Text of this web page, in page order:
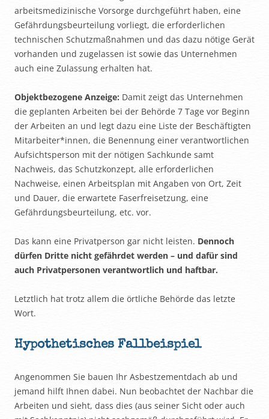
arbeitsmedizinische Vorsorge durchgeführt haben, eine
Gefährdungsbeurteilung vorliegt, die erforderlichen
technischen Schutzmaßnahmen und das dazu nötige Gerät
vorhanden und zugelassen ist sowie das Unternehmen
auch eine Zulassung erhalten hat.
Objektbezogene Anzeige: Damit zeigt das Unternehmen
die geplanten Arbeiten bei der Behörde 7 Tage vor Beginn
der Arbeiten an und legt dazu eine Liste der Beschäftigten
Mitarbeiter*innen, die Benennung einer verantwortlichen
Aufsichtsperson mit der nötigen Sachkunde samt
Nachweis, das Schutzkonzept, alle erforderlichen
Nachweise, einen Arbeitsplan mit Angaben von Ort, Zeit
und Dauer, die erwartete Faserfreisetzung, eine
Gefährdungsbeurteilung, etc. vor.
Das kann eine Privatperson gar nicht leisten. Dennoch
dürfen Dritte nicht gefährdet werden – und dafür sind
auch Privatpersonen verantwortlich und haftbar.
Letztlich hat trotz allem die örtliche Behörde das letzte
Wort.
Hypothetisches Fallbeispiel
Angenommen Sie bauen Ihr Asbestzementdach ab und
jemand hilft Ihnen dabei. Nun beobachtet der Nachbar die
Arbeiten und sieht, dass dies (aus seiner Sicht oder auch